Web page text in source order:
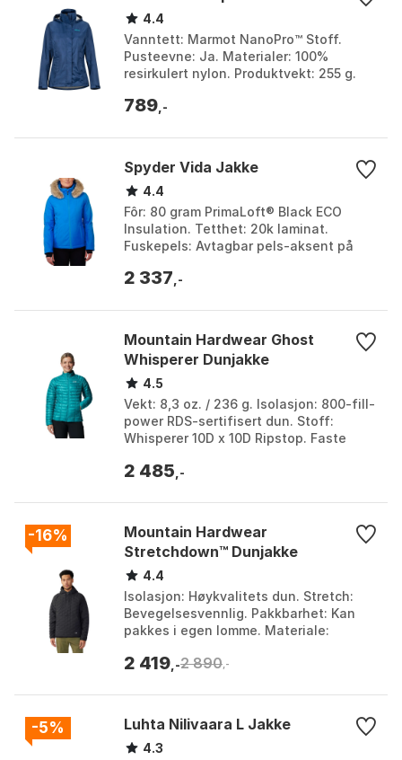
4.4
Vanntett: Marmot NanoPro™ Stoff.
Pusteevne: Ja. Materialer: 100%
resirkulert nylon. Produktvekt: 255 g.
Navy, Arctic navy...
789 ,-
Spyder Vida Jakke
4.4
Fôr: 80 gram PrimaLoft® Black ECO
Insulation. Tetthet: 20k laminat.
Fuskepels: Avtagbar pels-aksent på
SHIELD. Farge: Colleg...
2 337 ,-
Mountain Hardwear Ghost
Whisperer Dunjakke
4.5
Vekt: 8,3 oz. / 236 g. Isolasjon: 800-fill-
power RDS-sertifisert dun. Stoff:
Whisperer 10D x 10D Ripstop. Faste
Black 1...
2 485 ,-
-16%
Mountain Hardwear
Stretchdown™ Dunjakke
4.4
Isolasjon: Høykvalitets dun. Stretch:
Bevegelsesvennlig. Pakkbarhet: Kan
pakkes i egen lomme. Materiale:
Surplus green. S...
2 419 ,-2 890 ,-
-5% Luhta Nilivaara L Jakke
4.3